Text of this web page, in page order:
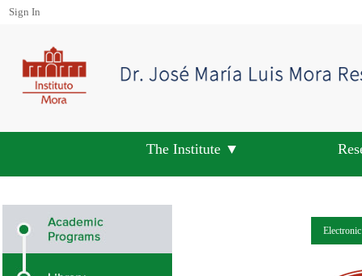
Sign In
The Institute ▼